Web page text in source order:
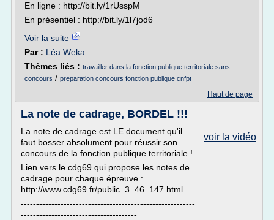
En ligne : http://bit.ly/1rUsspM
En présentiel : http://bit.ly/1l7jod6
Voir la suite
Par : Léa Weka
Thèmes liés : travailler dans la fonction publique territoriale sans
concours / preparation concours fonction publique cnfpt
Haut de page
La note de cadrage, BORDEL !!!
voir la vidéo
La note de cadrage est LE document qu'il
faut bosser absolument pour réussir son
concours de la fonction publique territoriale !
Lien vers le cdg69 qui propose les notes de
cadrage pour chaque épreuve :
http://www.cdg69.fr/public_3_46_147.html
---------------------------------------------------------
--------------------------------------